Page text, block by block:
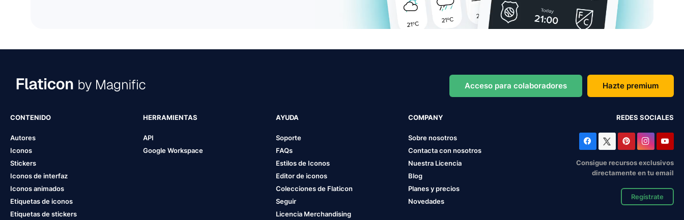
Acceso para colaboradores Hazte premium
CONTENIDO
Autores
Iconos
Stickers
Iconos de interfaz
Iconos animados
Etiquetas de iconos
Etiquetas de stickers
HERRAMIENTAS
API
Google Workspace
AYUDA
Soporte
FAQs
Estilos de Iconos
Editor de iconos
Colecciones de Flaticon
Seguir
Licencia Merchandising
COMPANY
Sobre nosotros
Contacta con nosotros
Nuestra Licencia
Blog
Planes y precios
Novedades
REDES SOCIALES
Consigue recursos exclusivos
directamente en tu email
Regístrate